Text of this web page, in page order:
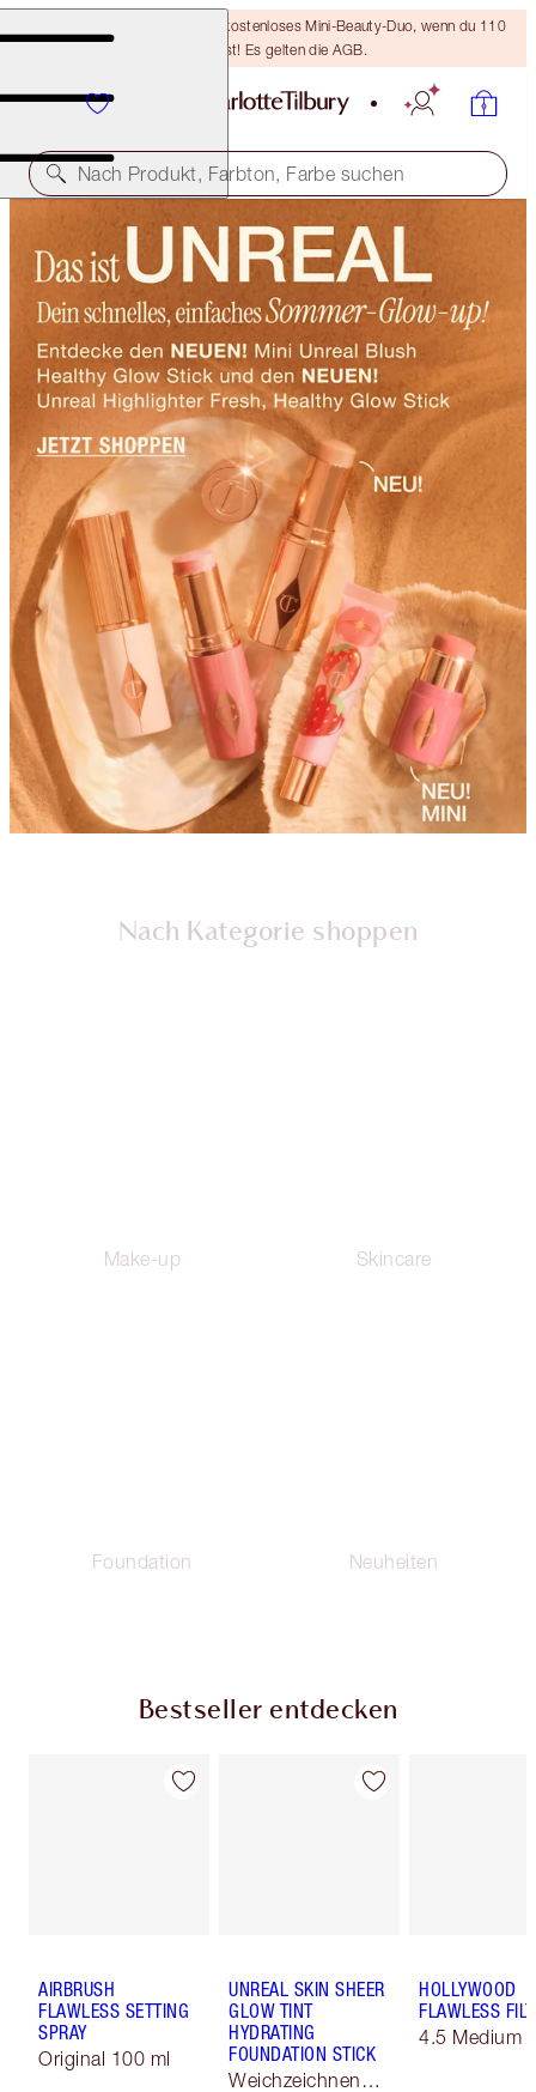
LETZTE CHANCE! Erhalte ein kostenloses Mini-Beauty-Duo, wenn du 110
€ ausgibst! Es gelten die AGB.
Nach Produkt, Farbton, Farbe suchen
Nach Kategorie shoppen
Make-up Skincare
Foundation Neuheiten
Bestseller entdecken
AIRBRUSH
FLAWLESS SETTING
SPRAY
Original 100 ml
UNREAL SKIN SHEER
GLOW TINT
HYDRATING
FOUNDATION STICK
Weichzeichnender
HOLLYWOOD
FLAWLESS
4.5 Medium